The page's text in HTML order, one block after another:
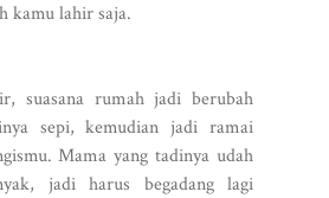
kamu lahir saja.
suasana rumah jadi berubah
sepi, kemudian jadi ramai
Mama yang tadinya udah
jadi harus begadang lagi